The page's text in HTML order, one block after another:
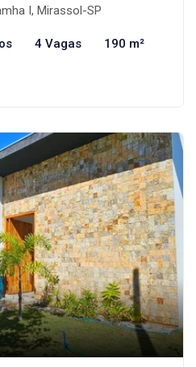
I, Mirassol-SP
4 Vagas 190 m²